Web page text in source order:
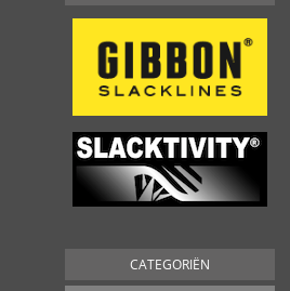
CATEGORIËN